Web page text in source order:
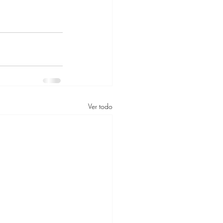
Ver todo